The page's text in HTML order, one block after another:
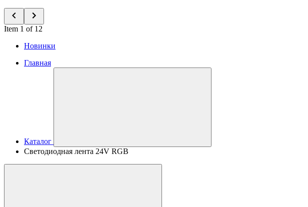
Item 1 of 12
Новинки
Главная
Каталог
Светодиодная лента 24V RGB